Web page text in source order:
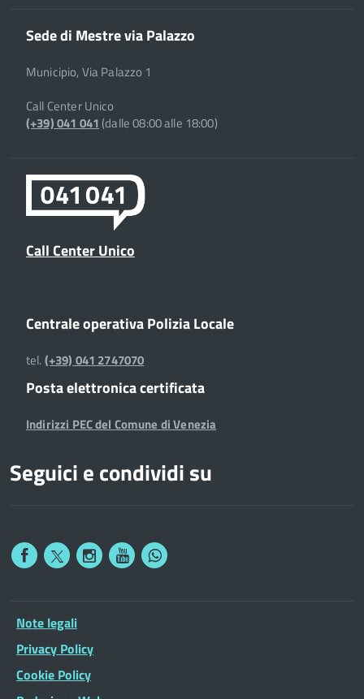
Sede di Mestre via Palazzo
Municipio, Via Palazzo 1
Call Center Unico
(+39) 041 041(dalle 08:00 alle 18:00)
Call Center Unico
Centrale operativa Polizia Locale
tel.(+39) 041 2747070
Posta elettronica certificata
Indirizzi PEC del Comune di Venezia
Seguici e condividi su
Note legali
Privacy Policy
Cookie Policy